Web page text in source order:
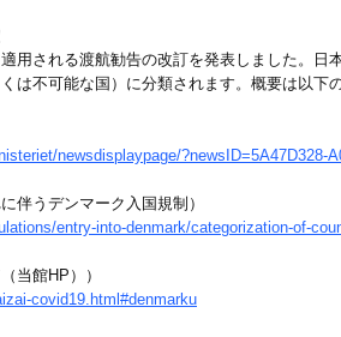
用される渡航勧告の改訂を発表しました。
は不可能な国）に分類されます。概要は以下
newsdisplaypage/?newsID=5A47D328-
伴うデンマーク入国規制）
entry-into-denmark/categorization-of-
当館HP））
covid19.html#denmarku